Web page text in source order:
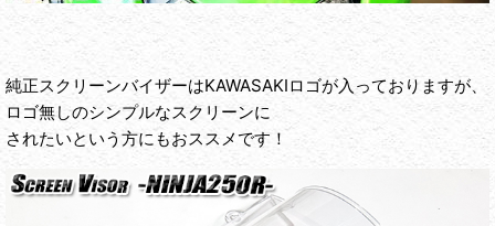
純正スクリーンバイザーはKAWASAKIロゴが入っておりますが、
ロゴ無しのシンプルなスクリーンに
されたいという方にもおススメです！